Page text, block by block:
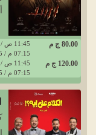
80.00 ج م
07:15 م / 09:45 م / 11:45 م
120.00 ج م
07:15 م / 09:45 م / 11:45 م